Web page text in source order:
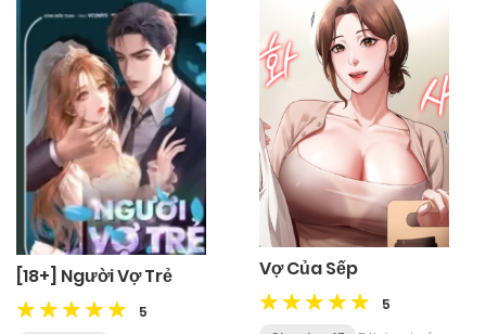
[18+] Người Vợ Trẻ
5
Vợ Của Sếp
5